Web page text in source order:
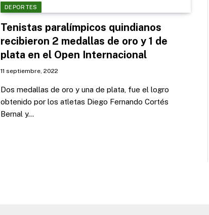
DEPORTES
Tenistas paralímpicos quindianos
recibieron 2 medallas de oro y 1 de
plata en el Open Internacional
11 septiembre, 2022
Dos medallas de oro y una de plata, fue el logro
obtenido por los atletas Diego Fernando Cortés
Bernal y…